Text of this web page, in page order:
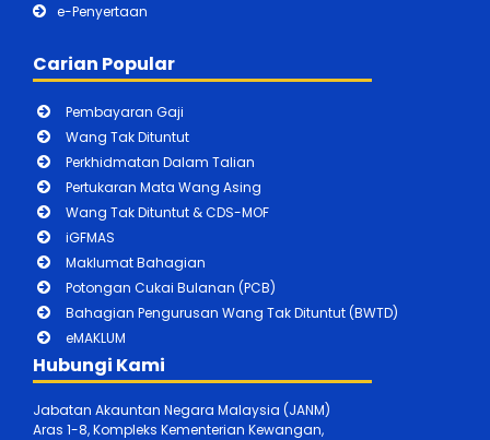
e-Penyertaan
Carian Popular
Pembayaran Gaji
Wang Tak Dituntut
Perkhidmatan Dalam Talian
Pertukaran Mata Wang Asing
Wang Tak Dituntut & CDS-MOF
iGFMAS
Maklumat Bahagian
Potongan Cukai Bulanan (PCB)
Bahagian Pengurusan Wang Tak Dituntut (BWTD)
eMAKLUM
Hubungi Kami
Jabatan Akauntan Negara Malaysia (JANM)
Aras 1-8, Kompleks Kementerian Kewangan,